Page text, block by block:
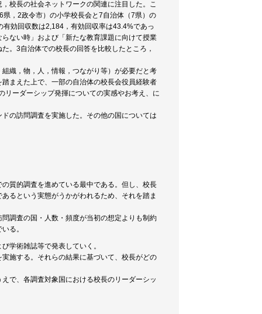
校長の社会ネットワークの関連に注目した。こ
，2政令市）の小学校長会と7自治体（7県）の
効回収数は2,184，有効回収率は43.4%であっ
ない時」および「新たな教育課題に向けて授業
。3自治体での校長の回答を比較したところ，
織，物，人，情報，つながり等）が必要だと考
まえた上で、一部の自治体の校長会役員経験者
リーダーシップ発揮についての実感やお考え、に
の訪問調査を実施した。その他の国については
質的調査を進めている最中である。但し、校長
るという実態がうかがわれるため、それを踏ま
調査の国・人数・頻度が当初の想定よりも制約
る。
学術雑誌等で発表していく。
施する。それらの結果に基づいて、校長がどの
で、各調査対象国における校長のリーダーシッ